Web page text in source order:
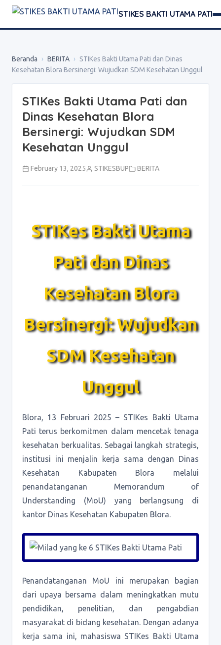
STIKES BAKTI UTAMA PATI
Beranda › BERITA › STIKes Bakti Utama Pati dan Dinas
Kesehatan Blora Bersinergi: Wujudkan SDM Kesehatan Unggul
STIKes Bakti Utama Pati dan
Dinas Kesehatan Blora
Bersinergi: Wujudkan SDM
Kesehatan Unggul
February 13, 2025 STIKESBUP BERITA
STIKes Bakti Utama
Pati dan Dinas
Kesehatan Blora
Bersinergi: Wujudkan
SDM Kesehatan
Unggul
Blora, 13 Februari 2025 – STIKes Bakti Utama
Pati terus berkomitmen dalam mencetak tenaga
kesehatan berkualitas. Sebagai langkah strategis,
institusi ini menjalin kerja sama dengan Dinas
Kesehatan Kabupaten Blora melalui
penandatanganan Memorandum of
Understanding (MoU) yang berlangsung di
kantor Dinas Kesehatan Kabupaten Blora.
Penandatanganan MoU ini merupakan bagian
dari upaya bersama dalam meningkatkan mutu
pendidikan, penelitian, dan pengabdian
masyarakat di bidang kesehatan. Dengan adanya
kerja sama ini, mahasiswa STIKes Bakti Utama